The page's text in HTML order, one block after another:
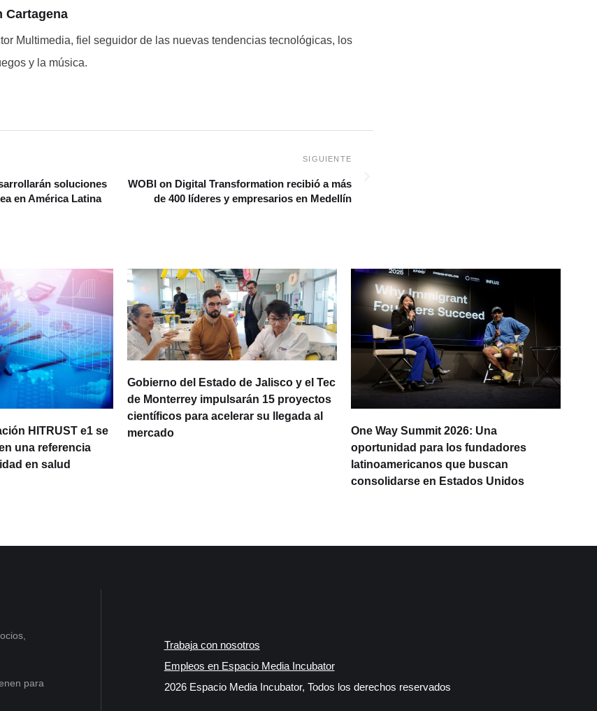
Cartagena
Multimedia, fiel seguidor de las nuevas tendencias tecnológicas, los
y la música.
soluciones
en América Latina
WOBI on Digital Transformation recibió a más
de 400 líderes y empresarios en Medellín
HITRUST e1 se
una referencia
en salud
Gobierno del Estado de Jalisco y el Tec
de Monterrey impulsarán 15 proyectos
científicos para acelerar su llegada al
mercado
One Way Summit 2026: Una
oportunidad para los fundadores
latinoamericanos que buscan
consolidarse en Estados Unidos
para
Trabaja con nosotros
Empleos en Espacio Media Incubator
2026 Espacio Media Incubator, Todos los derechos reservados